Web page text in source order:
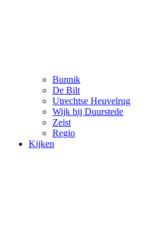
Bunnik
De Bilt
Utrechtse Heuvelrug
Wijk bij Duurstede
Zeist
Regio
Kijken